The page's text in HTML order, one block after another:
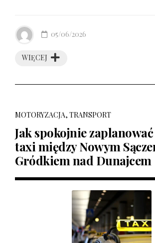
WIĘCEJ
05/06/2026
MOTORYZACJA, TRANSPORT
Jak spokojnie
taxi między Nowym
Gródkiem nad Dunajcem